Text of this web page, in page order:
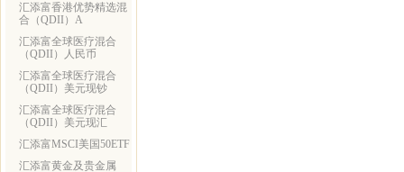
汇添富香港优势精选混
合（QDII）A
汇添富全球医疗混合
（QDII）人民币
汇添富全球医疗混合
（QDII）美元现钞
汇添富全球医疗混合
（QDII）美元现汇
汇添富MSCI美国50ETF
汇添富黄金及贵金属